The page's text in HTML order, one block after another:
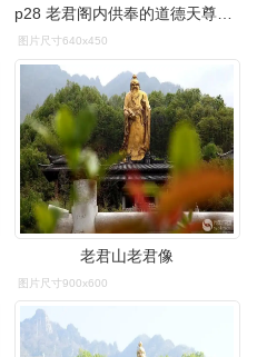
图片尺寸640x450
老君山老君像
图片尺寸900x600